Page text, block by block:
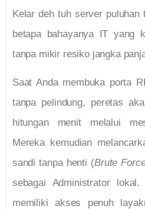
Kelar deh tuh server puluhan
betapa bahayanya IT yang
tanpa mikir resiko jangka
Saat Anda membuka porta
tanpa pelindung, peretas
hitungan menit melalui
Mereka kemudian
sandi tanpa henti (Brute
sebagai Administrator
memiliki akses penuh